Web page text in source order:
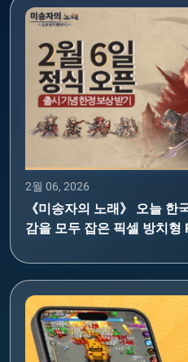
2월 06, 2026
《미송자의 노래》 오늘 한
감을 모두 잡은 픽셀 방치형